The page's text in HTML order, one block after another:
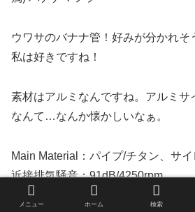
ウワサのバナナ管！好みが分かれそ
私は好きですね！
素材はアルミなんですね。アルミサ
なんて…なんか懐かしいなぁ。
Main Material：パイプ/チタン、サイ
近接排気騒音：91dB/4250rpm
加速走行騒音：81dB
メニュー ホーム 検索